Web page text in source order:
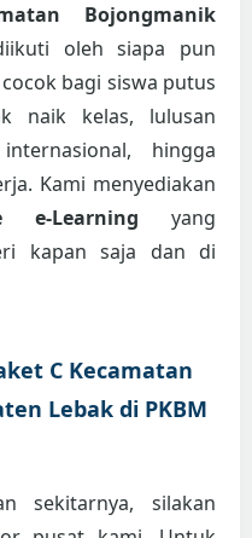
Bojongmanik
oleh siapa pun
bagi siswa putus
naik kelas, lulusan
hingga
Kami menyediakan
e-Learning yang
kapan saja dan di
C Kecamatan
Lebak di PKBM
sekitarnya, silakan